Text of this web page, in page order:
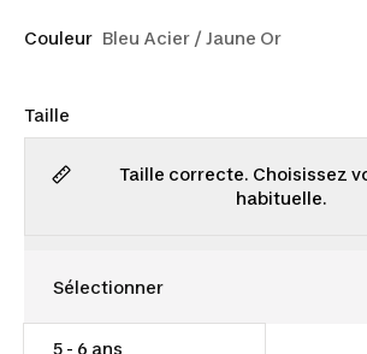
Couleur Bleu Acier / Jaune Or
Taille
Taille correcte. Choisissez
habituelle.
5 - 6 ans